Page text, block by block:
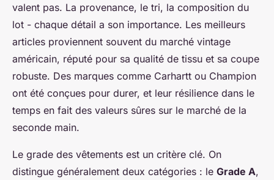
valent pas. La provenance, le tri, la composition du
lot - chaque détail a son importance. Les meilleurs
articles proviennent souvent du marché vintage
américain, réputé pour sa qualité de tissu et sa coupe
robuste. Des marques comme Carhartt ou Champion
ont été conçues pour durer, et leur résilience dans le
temps en fait des valeurs sûres sur le marché de la
seconde main.
Le grade des vêtements est un critère clé. On
distingue généralement deux catégories : le Grade A,